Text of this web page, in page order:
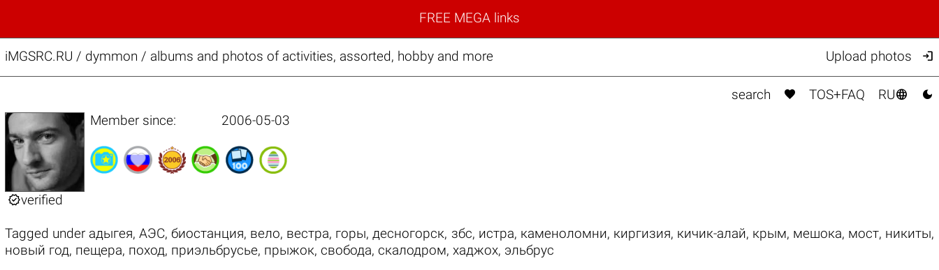
FREE MEGA links
iMGSRC.RU / dymmon / albums and photos of activities, assorted, hobby and more Upload photos 
search  TOS+FAQ RU 
verified
Member since: 2006-05-03
Tagged under адыгея, АЭС, биостанция, вело, вестра, горы,десногорск, збс, истра, каменоломни, киргизия, кичик-алай, крым, мешока, мост, никиты,
новый год, пещера, поход, приэльбрусье, прыжок, свобода, скалодром, хаджох, эльбрус